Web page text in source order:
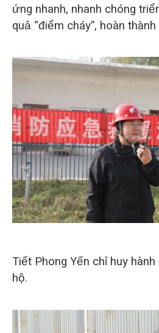
ứng nhanh, nhanh chóng
quả “điểm cháy”, hoàn
Tiết Phong Yến chỉ huy
hộ.